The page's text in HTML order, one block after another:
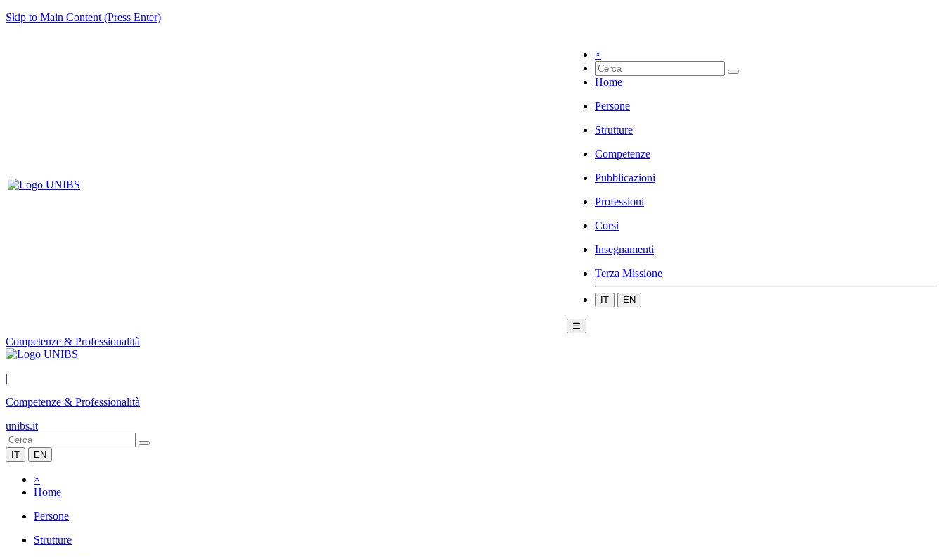
Skip to Main Content (Press Enter)
×
Home
Persone
Strutture
Competenze
Pubblicazioni
Professioni
Corsi
Insegnamenti
Terza Missione
IT EN
☰
Competenze & Professionalità
|
Competenze & Professionalità
unibs.it
IT EN
×
Home
Persone
Strutture